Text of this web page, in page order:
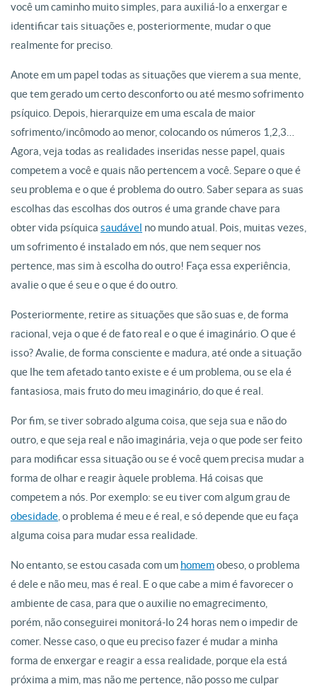
você um caminho muito simples, para auxiliá-lo a enxergar e
identificar tais situações e, posteriormente, mudar o que
realmente for preciso.
Anote em um papel todas as situações que vierem a sua mente,
que tem gerado um certo desconforto ou até mesmo sofrimento
psíquico. Depois, hierarquize em uma escala de maior
sofrimento/incômodo ao menor, colocando os números 1,2,3…
Agora, veja todas as realidades inseridas nesse papel, quais
competem a você e quais não pertencem a você. Separe o que é
seu problema e o que é problema do outro. Saber separa as suas
escolhas das escolhas dos outros é uma grande chave para
obter vida psíquica saudável no mundo atual. Pois, muitas vezes,
um sofrimento é instalado em nós, que nem sequer nos
pertence, mas sim à escolha do outro! Faça essa experiência,
avalie o que é seu e o que é do outro.
Posteriormente, retire as situações que são suas e, de forma
racional, veja o que é de fato real e o que é imaginário. O que é
isso? Avalie, de forma consciente e madura, até onde a situação
que lhe tem afetado tanto existe e é um problema, ou se ela é
fantasiosa, mais fruto do meu imaginário, do que é real.
Por fim, se tiver sobrado alguma coisa, que seja sua e não do
outro, e que seja real e não imaginária, veja o que pode ser feito
para modificar essa situação ou se é você quem precisa mudar a
forma de olhar e reagir àquele problema. Há coisas que
competem a nós. Por exemplo: se eu tiver com algum grau de
obesidade , o problema é meu e é real, e só depende que eu faça
alguma coisa para mudar essa realidade.
No entanto, se estou casada com um homemobeso, o problema
é dele e não meu, mas é real. E o que cabe a mim é favorecer o
ambiente de casa, para que o auxilie no emagrecimento,
porém, não conseguirei monitorá-lo 24 horas nem o impedir de
comer. Nesse caso, o que eu preciso fazer é mudar a minha
forma de enxergar e reagir a essa realidade, porque ela está
próxima a mim, mas não me pertence, não posso me culpar